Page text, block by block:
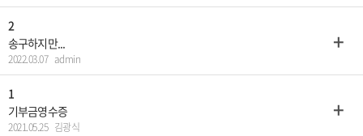
2
송구하지만...
2022.03.07 admin
1
기부금영수증
2021.05.25 김광식